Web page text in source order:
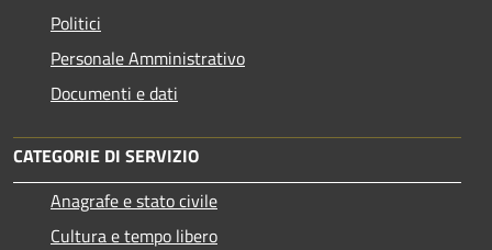
Politici
Personale Amministrativo
Documenti e dati
CATEGORIE DI SERVIZIO
Anagrafe e stato civile
Cultura e tempo libero